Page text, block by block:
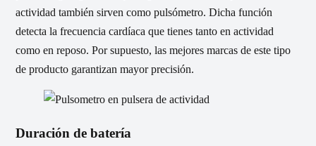
actividad también sirven como pulsómetro. Dicha función
detecta la frecuencia cardíaca que tienes tanto en actividad
como en reposo. Por supuesto, las mejores marcas de este tipo
de producto garantizan mayor precisión.
Duración de batería